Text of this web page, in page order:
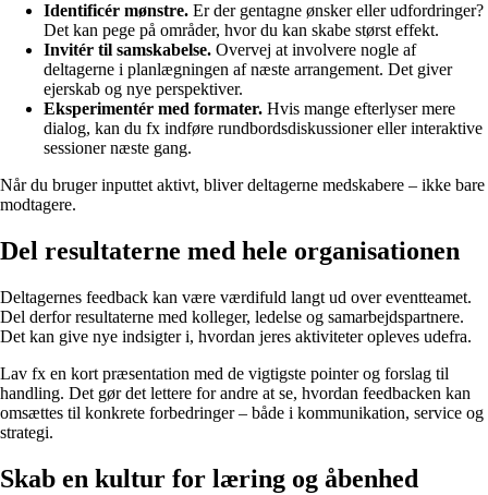
Identificér mønstre. Er der gentagne ønsker eller udfordringer?
Det kan pege på områder, hvor du kan skabe størst effekt.
Invitér til samskabelse. Overvej at involvere nogle af
deltagerne i planlægningen af næste arrangement. Det giver
ejerskab og nye perspektiver.
Eksperimentér med formater. Hvis mange efterlyser mere
dialog, kan du fx indføre rundbordsdiskussioner eller interaktive
sessioner næste gang.
Når du bruger inputtet aktivt, bliver deltagerne medskabere – ikke bare
modtagere.
Del resultaterne med hele organisationen
Deltagernes feedback kan være værdifuld langt ud over eventteamet.
Del derfor resultaterne med kolleger, ledelse og samarbejdspartnere.
Det kan give nye indsigter i, hvordan jeres aktiviteter opleves udefra.
Lav fx en kort præsentation med de vigtigste pointer og forslag til
handling. Det gør det lettere for andre at se, hvordan feedbacken kan
omsættes til konkrete forbedringer – både i kommunikation, service og
strategi.
Skab en kultur for læring og åbenhed